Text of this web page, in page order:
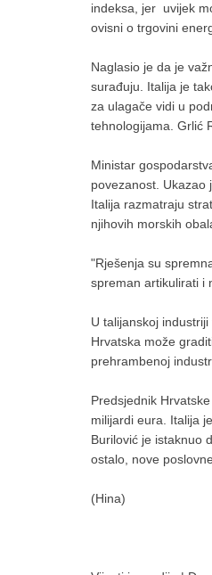
indeksa, jer uvijek
ovisni o trgovini
Naglasio je da je
surađuju. Italija je
za ulagače vidi u
tehnologijama. Grlić
Ministar
povezanost. Ukazao
Italija razmatraju
njihovih morskih
"Rješenja su
spreman artikulirati i
U talijanskoj
Hrvatska može
prehrambenoj
Predsjednik
milijardi eura. Italija
Burilović je istaknuo
ostalo, nove
(Hina)